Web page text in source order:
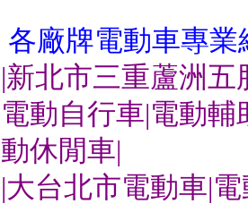
各廠牌電動車專業
|新北市三重蘆洲
電動自行車|電動
動休閒車|
|大台北市電動車|